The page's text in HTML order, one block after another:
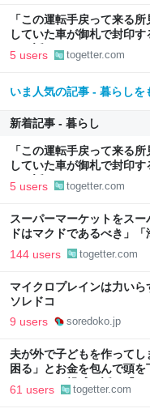
「この運転手戻って来る
していた車が御札で封印
いた話
5 users togetter.com
いま人気の記事 - 暮らしを
新着記事 - 暮らし
「この運転手戻って来る
していた車が御札で封印
いた話
5 users togetter.com
スーパーマーケットをス
ドはマクドであるべき」
144 users togetter.com
マイクロプレインは力い
ソレドコ
9 users soredoko.jp
夫が外で子どもを作って
困る」とお金を包んで頭
じなかった親戚の話→「一
61 users togetter.com